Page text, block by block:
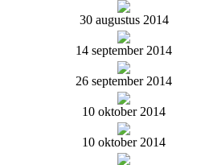
30 augustus 2014
14 september 2014
26 september 2014
10 oktober 2014
10 oktober 2014